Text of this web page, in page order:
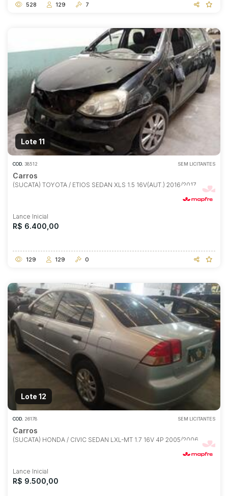
528 129 7
Lote 11
COD. 38512 SEM LICITANTES
Carros
(SUCATA) TOYOTA / ETIOS SEDAN XLS 1.5 16V(AUT.) 2016/2017
Lance Inicial
R$ 6.400,00
129 129 0
Lote 12
COD. 26178 SEM LICITANTES
Carros
(SUCATA) HONDA / CIVIC SEDAN LXL-MT 1.7 16V 4P 2005/2006
Lance Inicial
R$ 9.500,00